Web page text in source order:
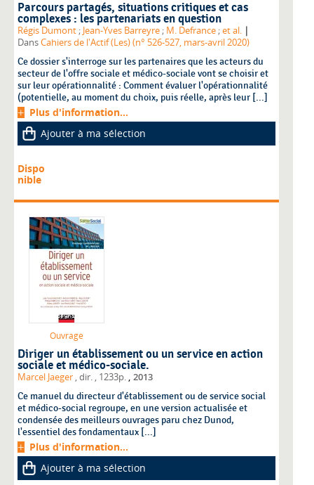
Parcours partagés, situations critiques et cas
complexes : les partenariats en question
Régis Dumont;Jean-Yves Barreyre; M. Defrance;et al. |
DansCahiers de l'Actif (Les) (n° 526-527, mars-avril 2020)
Ce dossier s'interroge sur les partenaires que les acteurs du
secteur de l'offre sociale et médico-sociale vont se choisir et
sur leur opérationnalité : Comment évaluer l'opérationnalité
(potentielle, au moment du choix, puis réelle, après leur [...]
Plus d'information...
Ajouter à ma sélection
Dispo
nible
Ouvrage
Diriger un établissement ou un service en action
sociale et médico-sociale.
Marcel Jaeger, dir., 1233p. , 2013
Ce manuel du directeur d'établissement ou de service social
et médico-social regroupe, en une version actualisée et
condensée des meilleurs ouvrages paru chez Dunod,
l'essentiel des fondamentaux [...]
Plus d'information...
Ajouter à ma sélection